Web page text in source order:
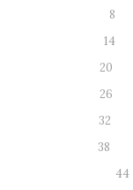
8
14
20
26
32
38
44